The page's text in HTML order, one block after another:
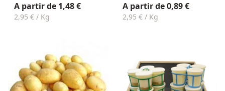
A partir de 1,48 €
2,95 € / Kg
A partir de 0,89 €
2,95 € / Kg